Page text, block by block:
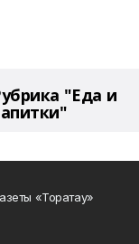
"Еда и
«Торатау»